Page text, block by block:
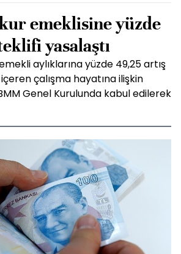
emeklisine yüzde
yasalaştı
aylıklarına yüzde 49,25 artış
içeren çalışma hayatına ilişkin
Genel Kurulunda kabul edilerek